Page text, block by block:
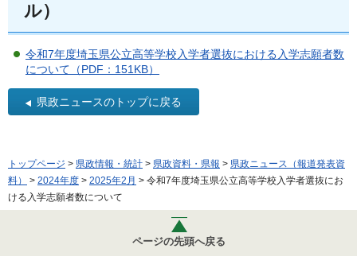
ル）
令和7年度埼玉県公立高等学校入学者選抜における入学志願者数
について（PDF：151KB）
県政ニュースのトップに戻る
トップページ > 県政情報・統計 > 県政資料・県報 > 県政ニュース（報道発表資
料）
> 2024年度 > 2025年2月 > 令和7年度埼玉県公立高等学校入学者選抜にお
ける入学志願者数について
ページの先頭へ戻る